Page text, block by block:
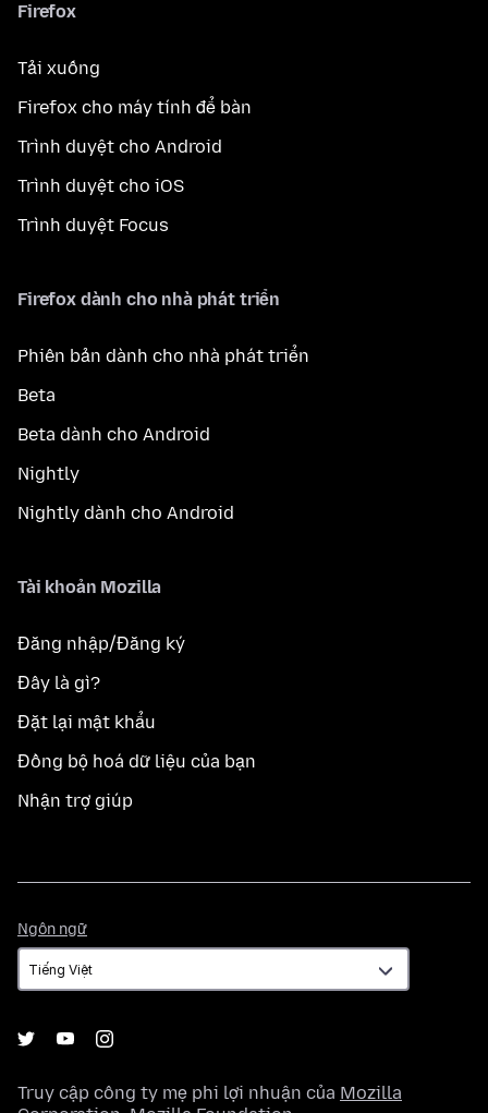
Firefox
Tải xuống
Firefox cho máy tính để bàn
Trình duyệt cho Android
Trình duyệt cho iOS
Trình duyệt Focus
Firefox dành cho nhà phát triển
Phiên bản dành cho nhà phát triển
Beta
Beta dành cho Android
Nightly
Nightly dành cho Android
Tài khoản Mozilla
Đăng nhập/Đăng ký
Đây là gì?
Đặt lại mật khẩu
Đồng bộ hoá dữ liệu của bạn
Nhận trợ giúp
Ngôn ngữ
ngữ
Truy cập công ty mẹ phi lợi nhuận của Mozilla